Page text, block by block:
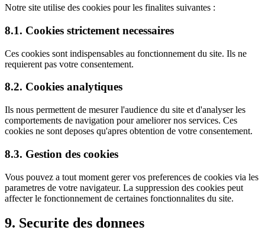
Notre site utilise des cookies pour les finalites suivantes :
8.1. Cookies strictement necessaires
Ces cookies sont indispensables au fonctionnement du site. Ils ne
requierent pas votre consentement.
8.2. Cookies analytiques
Ils nous permettent de mesurer l'audience du site et d'analyser les
comportements de navigation pour ameliorer nos services. Ces
cookies ne sont deposes qu'apres obtention de votre consentement.
8.3. Gestion des cookies
Vous pouvez a tout moment gerer vos preferences de cookies via les
parametres de votre navigateur. La suppression des cookies peut
affecter le fonctionnement de certaines fonctionnalites du site.
9. Securite des donnees